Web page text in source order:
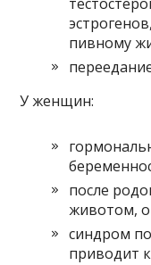
пивному
У женщин:
после
животом,
синдром
приводит к